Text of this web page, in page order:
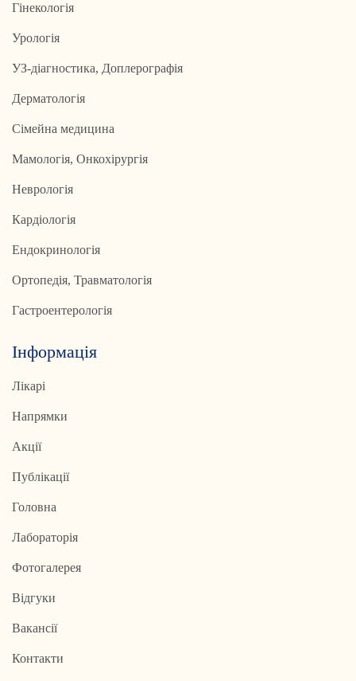
Гінекологія
Урологія
УЗ-діагностика, Доплерографія
Дерматологія
Сімейна медицина
Мамологія, Онкохірургія
Неврологія
Кардіологія
Ендокринологія
Ортопедія, Травматологія
Гастроентерологія
Інформація
Лікарі
Напрямки
Акції
Публікації
Головна
Лабораторія
Фотогалерея
Відгуки
Вакансії
Контакти